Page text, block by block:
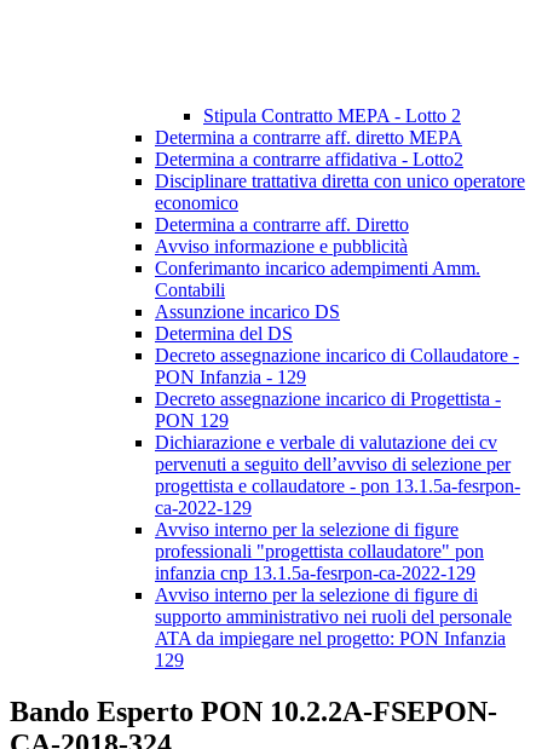
Stipula Contratto MEPA - Lotto 2
Determina a contrarre aff. diretto MEPA
Determina a contrarre affidativa - Lotto2
Disciplinare trattativa diretta con unico operatore
economico
Determina a contrarre aff. Diretto
Avviso informazione e pubblicità
Conferimanto incarico adempimenti Amm.
Contabili
Assunzione incarico DS
Determina del DS
Decreto assegnazione incarico di Collaudatore -
PON Infanzia - 129
Decreto assegnazione incarico di Progettista -
PON 129
Dichiarazione e verbale di valutazione dei cv
pervenuti a seguito dell’avviso di selezione per
progettista e collaudatore - pon 13.1.5a-fesrpon-
ca-2022-129
Avviso interno per la selezione di figure
professionali "progettista collaudatore" pon
infanzia cnp 13.1.5a-fesrpon-ca-2022-129
Avviso interno per la selezione di figure di
supporto amministrativo nei ruoli del personale
ATA da impiegare nel progetto: PON Infanzia
129
Bando Esperto PON 10.2.2A-FSEPON-